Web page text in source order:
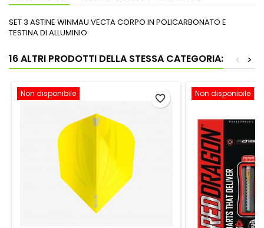
SET 3 ASTINE WINMAU VECTA CORPO IN POLICARBONATO E
TESTINA DI ALLUMINIO
16 ALTRI PRODOTTI DELLA STESSA CATEGORIA: >
<
Non disponibile favorite_border Non disponibile